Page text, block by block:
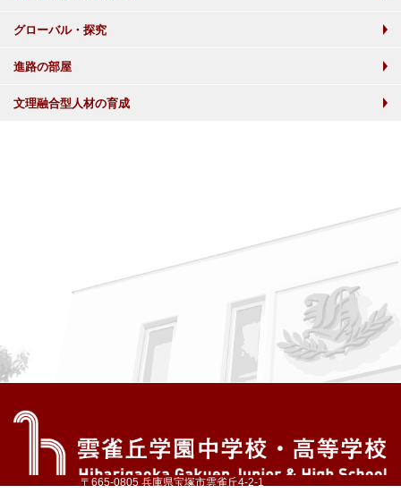
グローバル・探究
進路の部屋
文理融合型人材の育成
〒665-0805 兵庫県宝塚市雲雀丘4-2-1